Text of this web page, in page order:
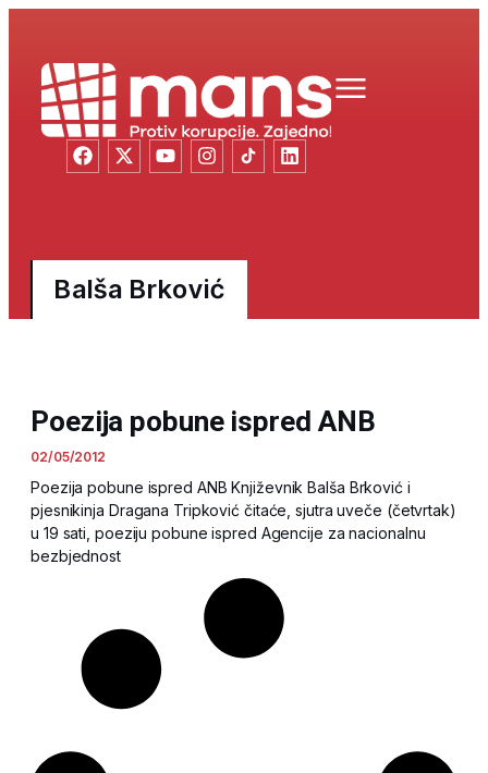
Balša Brković
Poezija pobune ispred ANB
02/05/2012
Poezija pobune ispred ANB Književnik Balša Brković i
pjesnikinja Dragana Tripković čitaće, sjutra uveče (četvrtak)
u 19 sati, poeziju pobune ispred Agencije za nacionalnu
bezbjednost